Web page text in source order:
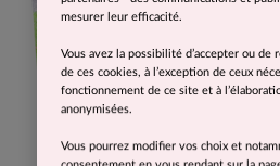
mesurer leur efficacité.
Vous avez la possibilité d’accepter ou
de ces cookies, à l’exception de ceux
fonctionnement de ce site et à
anonymisées.
Vous pourrez modifier vos choix et